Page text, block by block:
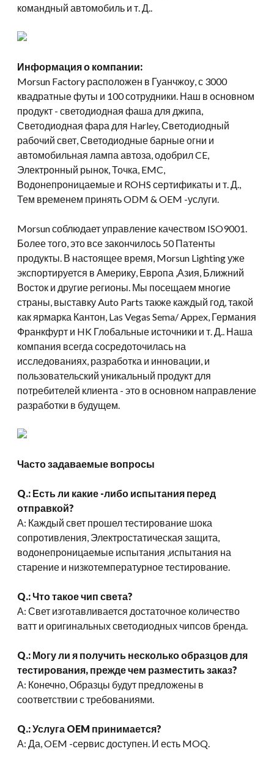
командный автомобиль и т. Д..
Информация о компании:
Morsun Factory расположен в Гуанчжоу, с 3000
квадратные футы и 100 сотрудники. Наш в основном
продукт - светодиодная фаша для джипа,
Светодиодная фара для Harley, Светодиодный
рабочий свет, Светодиодные барные огни и
автомобильная лампа автоза, одобрил CE,
Электронный рынок, Точка, EMC,
Водонепроницаемые и ROHS сертификаты и т. Д.,
Тем временем принять ODM & OEM -услуги.
Morsun соблюдает управление качеством ISO9001.
Более того, это все закончилось 50 Патенты
продукты. В настоящее время, Morsun Lighting уже
экспортируется в Америку, Европа ,Азия, Ближний
Восток и другие регионы. Мы посещаем многие
страны, выставку Auto Parts также каждый год, такой
как ярмарка Кантон, Las Vegas Sema/ Appex, Германия
Франкфурт и HK Глобальные источники и т. Д.. Наша
компания всегда сосредоточилась на
исследованиях, разработка и инновации, и
пользовательский уникальный продукт для
потребителей клиента - это в основном направление
разработки в будущем.
Часто задаваемые вопросы
Q.: Есть ли какие -либо испытания перед
отправкой?
А: Каждый свет прошел тестирование шока
сопротивления, Электростатическая защита,
водонепроницаемые испытания ,испытания на
старение и низкотемпературное тестирование.
Q.: Что такое чип света?
А: Свет изготавливается достаточное количество
ватт и оригинальных светодиодных чипсов бренда.
Q.: Могу ли я получить несколько образцов для
тестирования, прежде чем разместить заказ?
А: Конечно, Образцы будут предложены в
соответствии с требованиями.
Q.: Услуга OEM принимается?
А: Да, OEM -сервис доступен. И есть MOQ.